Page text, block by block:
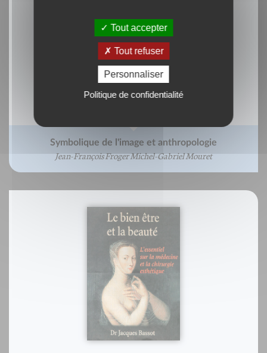
Symbolique de l'image et anthropologie
Jean-François Froger Michel-Gabriel Mouret
Tout accepter
Tout refuser
Personnaliser
Politique de confidentialité